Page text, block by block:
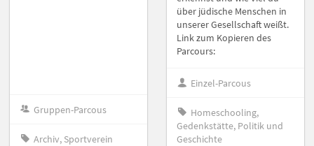
Gruppen-Parcous
Archiv, Sportverein
über jüdische Menschen in
unserer Gesellschaft weißt.
Link zum Kopieren des
Parcours:
Einzel-Parcous
Homeschooling,
Gedenkstätte, Politik und
Geschichte